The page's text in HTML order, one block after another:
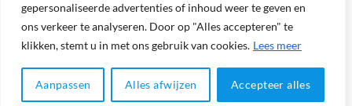
gepersonaliseerde advertenties of inhoud weer te geven en
ons verkeer te analyseren. Door op "Alles accepteren" te
klikken, stemt u in met ons gebruik van cookies. Lees meer
Aanpassen Alles afwijzen Accepteer alles
© 2026 -123Lampenshop